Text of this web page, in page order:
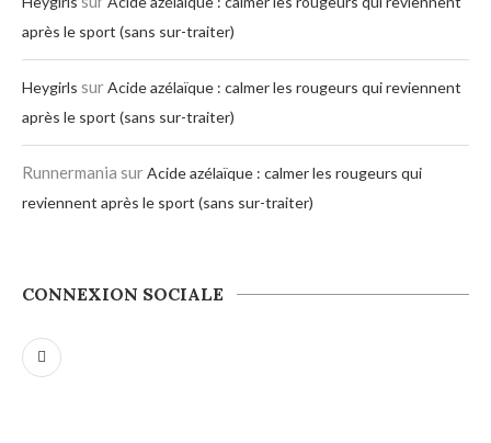
après le sport (sans sur-traiter)
Heygirls surAcide azélaïque : calmer les rougeurs qui reviennent
après le sport (sans sur-traiter)
Runnermania surAcide azélaïque : calmer les rougeurs qui
reviennent après le sport (sans sur-traiter)
CONNEXION SOCIALE